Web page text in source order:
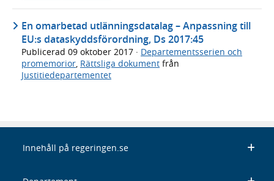
En omarbetad utlänningsdatalag – Anpassning till
EU:s dataskyddsförordning, Ds 2017:45
Publicerad 09 oktober 2017 · Departementsserien och
promemorior Rättsliga dokument från
Justitiedepartementet
Innehåll på regeringen.se